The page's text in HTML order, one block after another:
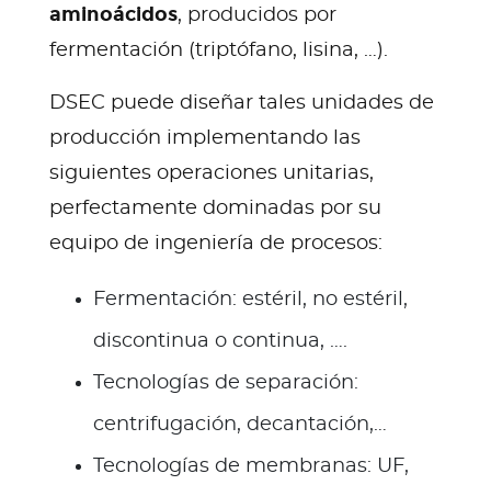
aminoácidos, producidos por
fermentación (triptófano, lisina, …).
DSEC puede diseñar tales unidades de
producción implementando las
siguientes operaciones unitarias,
perfectamente dominadas por su
equipo de ingeniería de procesos:
Fermentación: estéril, no estéril,
discontinua o continua, ….
Tecnologías de separación:
centrifugación, decantación,…
Tecnologías de membranas: UF,